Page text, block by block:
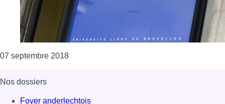
07 septembre 2018Consulter l'article "L’ULB et la VUB ont
Nos dossiers
Foyer anderlechtois